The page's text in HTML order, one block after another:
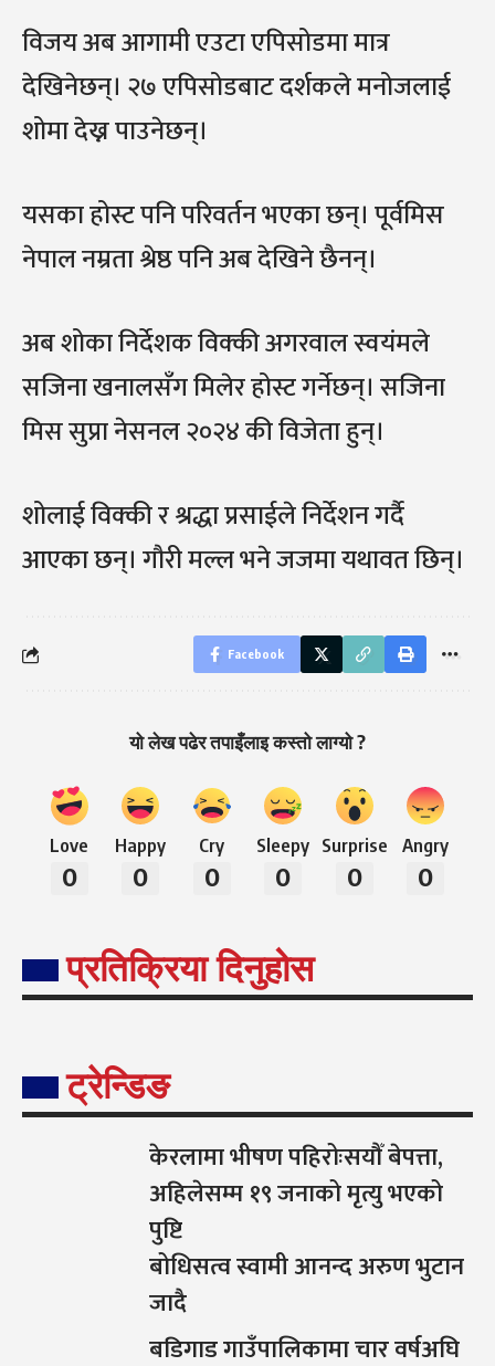
विजय अब आगामी एउटा एपिसोडमा मात्र
देखिनेछन्। २७ एपिसोडबाट दर्शकले मनोजलाई
शोमा देख्न पाउनेछन्।
यसका होस्ट पनि परिवर्तन भएका छन्। पूर्वमिस
नेपाल नम्रता श्रेष्ठ पनि अब देखिने छैनन्।
अब शोका निर्देशक विक्की अगरवाल स्वयंमले
सजिना खनालसँग मिलेर होस्ट गर्नेछन्। सजिना
मिस सुप्रा नेसनल २०२४ की विजेता हुन्।
शोलाई विक्की र श्रद्धा प्रसाईले निर्देशन गर्दै
आएका छन्। गौरी मल्ल भने जजमा यथावत छिन्।
Facebook
यो लेख पढेर तपाइँलाइ कस्तो लाग्यो ?
Love
0
Happy
0
Cry
0
Sleepy
0
Surprise
0
Angry
0
प्रतिक्रिया दिनुहोस
ट्रेन्डिङ
केरलामा भीषण पहिरोःसयौँ बेपत्ता,
अहिलेसम्म १९ जनाको मृत्यु भएको
पुष्टि
बोधिसत्व स्वामी आनन्द अरुण भुटान
जादै
बडिगाड गाउँपालिकामा चार वर्षअघि